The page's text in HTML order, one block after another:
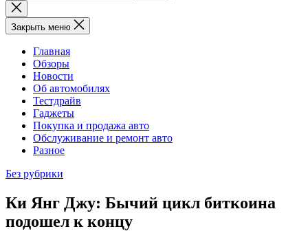
Закрыть
поиск
Закрыть меню
Главная
Обзоры
Новости
Об автомобилях
Тестдрайв
Гаджеты
Покупка и продажа авто
Обслуживание и ремонт авто
Разное
Без рубрики
Ки Янг Джу: Бычий цикл биткоина
подошел к концу